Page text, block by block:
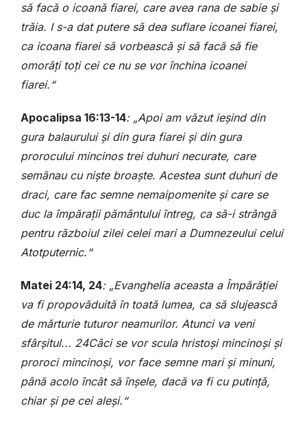
să facă o icoană fiarei, care avea rana de sabie și
trăia. I s-a dat putere să dea suflare icoanei fiarei,
ca icoana fiarei să vorbească și să facă să fie
omorâți toți cei ce nu se vor închina icoanei
fiarei.“
Apocalipsa 16:13-14: „Apoi am văzut ieșind din
gura balaurului și din gura fiarei și din gura
prorocului mincinos trei duhuri necurate, care
semănau cu niște broaște. Acestea sunt duhuri de
draci, care fac semne nemaipomenite și care se
duc la împărații pământului întreg, ca să-i strângă
pentru războiul zilei celei mari a Dumnezeului celui
Atotputernic.“
Matei 24:14, 24: „Evanghelia aceasta a Împărăției
va fi propovăduită în toată lumea, ca să slujească
de mărturie tuturor neamurilor. Atunci va veni
sfârșitul... 24Căci se vor scula hristoși mincinoși și
proroci mincinoși, vor face semne mari și minuni,
până acolo încât să înșele, dacă va fi cu putință,
chiar și pe cei aleși.“